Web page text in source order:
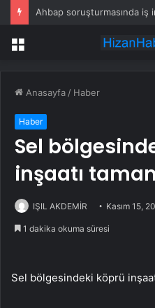
Menü
Anasayfa / Haber
Haber
Sel
inşaatı
IŞIL AKDEMİR Kasım 15,
1 dakika okuma süresi
Sel bölgesindeki köprü